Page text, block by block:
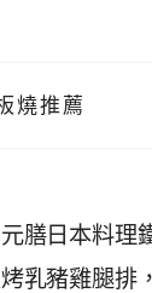
燒推薦
元膳日本料
乳豬雞腿排